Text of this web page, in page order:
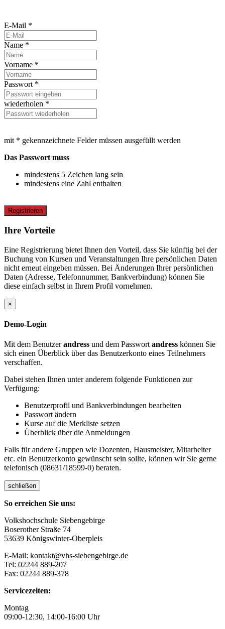
E-Mail *
Name *
Vorname *
Passwort *
wiederholen *
mit * gekennzeichnete Felder müssen ausgefüllt werden
Das Passwort muss
mindestens 5 Zeichen lang sein
mindestens eine Zahl enthalten
Registrieren
Ihre Vorteile
Eine Registrierung bietet Ihnen den Vorteil, dass Sie künftig bei der
Buchung von Kursen und Veranstaltungen Ihre persönlichen Daten
nicht erneut eingeben müssen. Bei Änderungen Ihrer persönlichen
Daten (Adresse, Telefonnummer, Bankverbindung) können Sie
diese einfach selbst in Ihrem Profil vornehmen.
×
Demo-Login
Mit dem Benutzerandress und dem Passwort andress können Sie
sich einen Überblick über das Benutzerkonto eines Teilnehmers
verschaffen.
Dabei stehen Ihnen unter anderem folgende Funktionen zur
Verfügung:
Benutzerprofil und Bankverbindungen bearbeiten
Passwort ändern
Kurse auf die Merkliste setzen
Überblick über die Anmeldungen
Falls für andere Gruppen wie Dozenten, Hausmeister, Mitarbeiter
etc. ein Benutzerkonto gewünscht sein sollte, können wir Sie gerne
telefonisch (08631/18599-0) beraten.
schließen
So erreichen Sie uns:
Volkshochschule Siebengebirge
Boserother Straße 74
53639 Königswinter-Oberpleis
E-Mail: kontakt@vhs-siebengebirge.de
Tel: 02244 889-207
Fax: 02244 889-378
Servicezeiten:
Montag
09:00-12:30, 14:00-16:00 Uhr